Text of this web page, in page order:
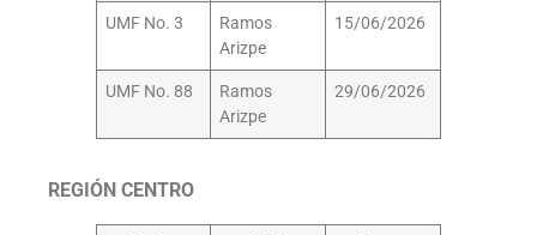
UMF No. 3
Ramos
Arizpe
15/06/2026
UMF No. 88
Ramos
Arizpe
29/06/2026
REGIÓN CENTRO